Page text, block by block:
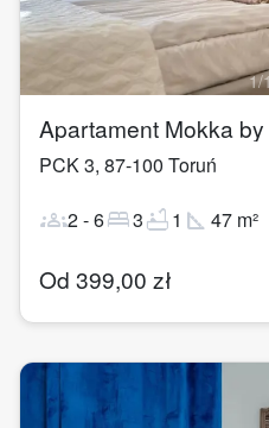
1/
Apartament Mokka
PCK 3, 87-100 Toruń
groups2-6bed3bathtub1 square_foot 47 m²
Od 399,00 zł